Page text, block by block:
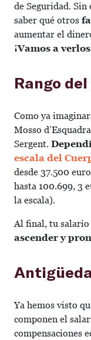
de Seguridad. Sin
saber qué otros
aumentar el
¡Vamos a
Rango
Como ya
Mosso
Sergent.
escala del
desde 37.500
hasta 100.699, 3
la escala).
Al final, tu salario
ascender y
Ya hemos visto
componen el
compensaciones